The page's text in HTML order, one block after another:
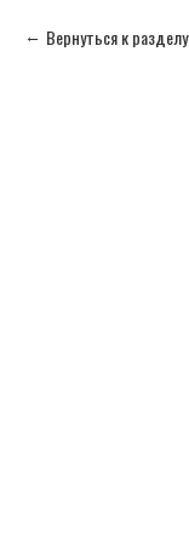
Вернуться к разделу